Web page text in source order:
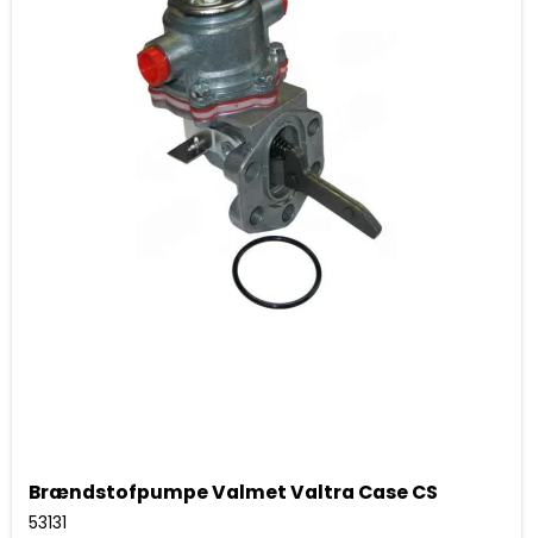
Brændstofpumpe Valmet Valtra Case CS
53131